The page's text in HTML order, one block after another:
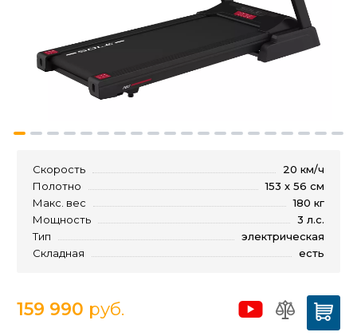
Скорость
20 км/ч
Полотно
153 х 56 см
Макс. вес
180 кг
Мощность
3 л.с.
Тип
электрическая
Складная
есть
159 990 руб.